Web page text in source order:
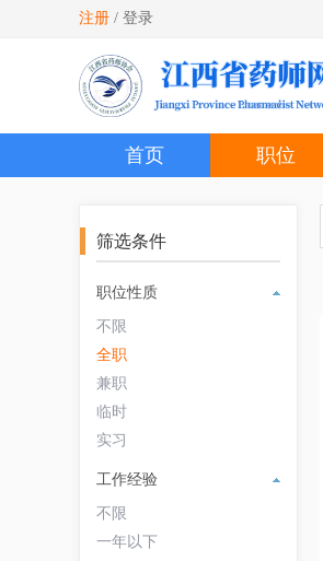
注册 / 登录
首页 职位
筛选条件
职位性质
不限
全职
兼职
临时
实习
工作经验
不限
一年以下